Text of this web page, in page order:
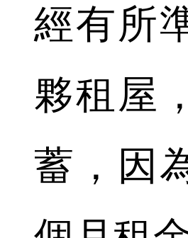
經有所
夥租屋
蓄，因